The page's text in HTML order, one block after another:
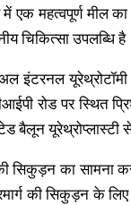
एक महत्वपूर्ण मील
चिकित्सा उपलब्धि
इंटरनल
रोड पर स्थित
बैलून यूरेथ्रोप्लास्टी
की सिकुड़न का सामना
की सिकुड़न के